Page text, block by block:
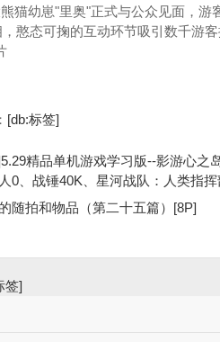
猫幼崽"里奥"正式与公众见面，
憨态可掬的互动环节吸引数千游
[db:标签]
精品单机游戏学习版--影游心
0、战锤40K、星河战队：人类指挥
随拍和物品（第二十五篇）[8P]
签]